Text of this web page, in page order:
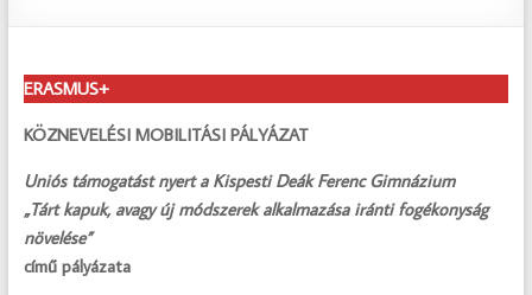
Deák
Ferenc
ERASMUS+
KÖZNEVELÉSI MOBILITÁSI PÁLYÁZAT
Uniós támogatást nyert a Kispesti Deák Ferenc Gimnázium
„Tárt kapuk, avagy új módszerek alkalmazása iránti fogékonyság
növelése”
című pályázata